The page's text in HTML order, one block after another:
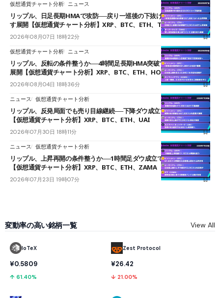
仮想通貨チャート分析 ニュース
リップル、日足長期HMAで攻防──戻り一巡後の下抜けで0.95ドルを試
す展開【仮想通貨チャート分析】XRP、BTC、ETH、TAKE
2026年08月07日 18時22分
仮想通貨チャート分析 ニュース
リップル、反転の条件整うか──4時間足長期HMA突破で雲下端を目指す
展開【仮想通貨チャート分析】XRP、BTC、ETH、HOME
2026年08月04日 18時36分
ニュース 仮想通貨チャート分析
リップル、反発局面でも売り目線継続──下降ダウ成立で下値追う展開
【仮想通貨チャート分析】XRP、BTC、ETH、UAI
2026年07月30日 18時11分
ニュース 仮想通貨チャート分析
リップル、上昇再開の条件整うか──1時間足ダウ成立で1.185ドルを狙う
【仮想通貨チャート分析】XRP、BTC、ETH、ZAMA
2026年07月23日 19時07分
変動率の高い銘柄一覧 View All
IoTeX
¥0.5809
↑ 61.40%
Zest Protocol
¥26.42
↓ 21.00%